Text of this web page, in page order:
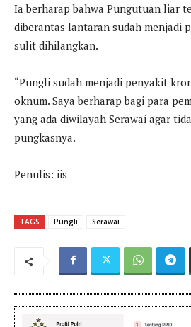
Ia berharap bahwa Pungutuan liar
diberantas lantaran sudah menjadi
sulit dihilangkan.
“Pungli sudah menjadi penyakit
oknum. Saya berharap bagi para
yang ada diwilayah Serawai agar
pungkasnya.
Penulis: iis
TAGS Pungli Serawai